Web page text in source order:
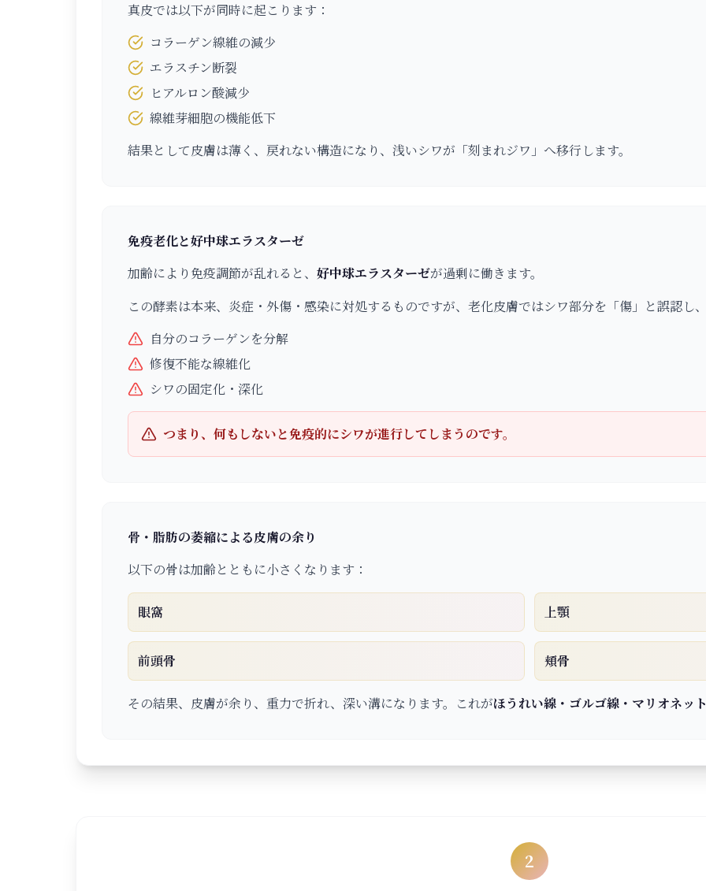
真皮では以下が同時に起こります：
コラーゲン線維の減少
エラスチン断裂
ヒアルロン酸減少
線維芽細胞の機能低下
結果として皮膚は薄く、戻れない構造になり、浅いシワが「刻まれジワ」へ移行します。
免疫老化と好中球エラスターゼ
加齢により免疫調節が乱れると、 好中球エラスターゼが過剰に働きます。
この酵素は本来、炎症・外傷・感染に対処するものですが、老化皮膚ではシワ部分を「傷」と誤認し
自分のコラーゲンを分解
修復不能な線維化
シワの固定化・深化
つまり、何もしないと免疫的にシワが進行してしまうのです。
骨・脂肪の萎縮による皮膚の余り
以下の骨は加齢とともに小さくなります：
眼窩 上顎
前頭骨 頬骨
その結果、皮膚が余り、重力で折れ、深い溝になります。これがほうれい線・ゴルゴ線・マリオネッ
2